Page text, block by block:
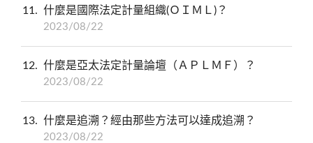
11 什麼是國際法定計量組織(ＯＩＭＬ)？
2023/08/22
12 什麼是亞太法定計量論壇（ＡＰＬＭＦ）？
2023/08/22
13 什麼是追溯？經由那些方法可以達成追溯？
2023/08/22